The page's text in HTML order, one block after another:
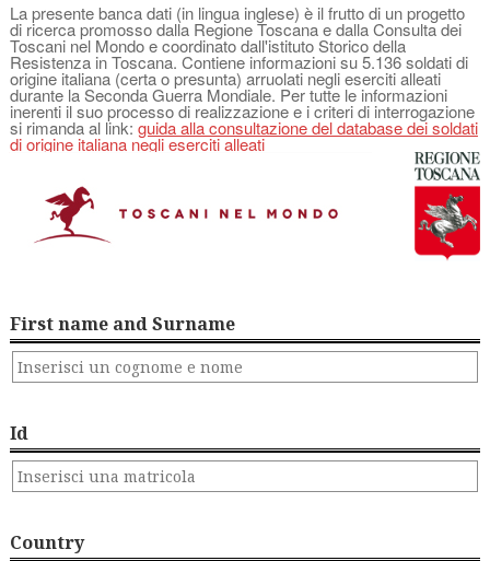
La presente banca dati (in lingua inglese) è il frutto di un progetto
di ricerca promosso dalla Regione Toscana e dalla Consulta dei
Toscani nel Mondo e coordinato dall'istituto Storico della
Resistenza in Toscana. Contiene informazioni su 5.136 soldati di
origine italiana (certa o presunta) arruolati negli eserciti alleati
durante la Seconda Guerra Mondiale. Per tutte le informazioni
inerenti il suo processo di realizzazione e i criteri di interrogazione
si rimanda al link: guida alla consultazione del database dei soldati
di origine italiana negli eserciti alleati
First name and Surname
Id
Country